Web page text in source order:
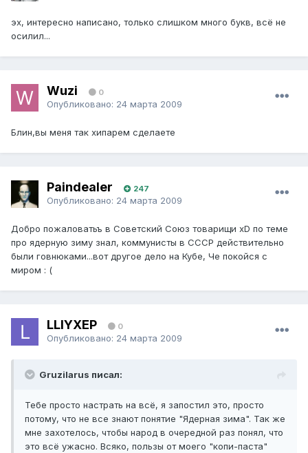
эх, интересно написано, только слишком много букв, всё не
осилил...
Wuzi 0
Опубликовано: 24 марта 2009
Блин,вы меня так хипарем сделаете
Paindealer 247
Опубликовано: 24 марта 2009
Добро пожаловатьъ в Советский Союз товарищи xD по теме
про ядерную зиму знал, коммунисты в СССР действительно
были говнюками...вот другое дело на Кубе, Че покойся с
миром : (
LLIYXEP 0
Опубликовано: 24 марта 2009
Gruzilarus писал:
Тебе просто настрать на всё, я запостил это, просто
потому, что не все знают понятие "Ядерная зима". Так же
мне захотелось, чтобы народ в очередной раз понял, что
это всё ужасно. Всяко, пользы от моего "копи-паста"